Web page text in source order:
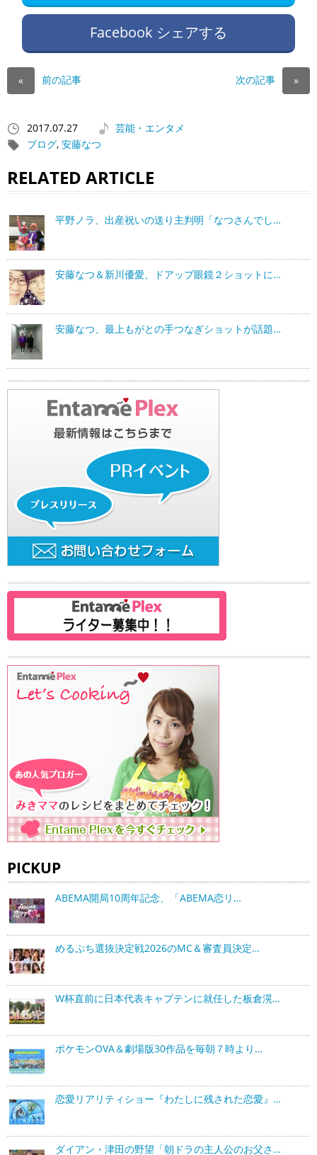
Facebook シェアする
« 前の記事 次の記事 »
2017.07.27
芸能・エンタメ
ブログ, 安藤なつ
RELATED ARTICLE
平野ノラ、出産祝いの送り主判明「なつさんでし…
安藤なつ＆新川優愛、ドアップ眼鏡２ショットに…
安藤なつ、最上もがとの手つなぎショットが話題…
PICKUP
ABEMA開局10周年記念、「ABEMA恋リ…
めるぷち選抜決定戦2026のMC＆審査員決定…
W杯直前に日本代表キャプテンに就任した板倉滉…
ポケモンOVA＆劇場版30作品を毎朝７時より…
恋愛リアリティショー『わたしに残された恋愛』…
ダイアン・津田の野望「朝ドラの主人公のお父さ…